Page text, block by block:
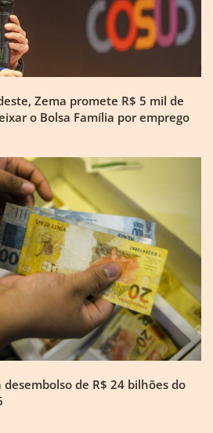
Zema promete R$ 5 mil de
o Bolsa Família por emprego
de R$ 24 bilhões do